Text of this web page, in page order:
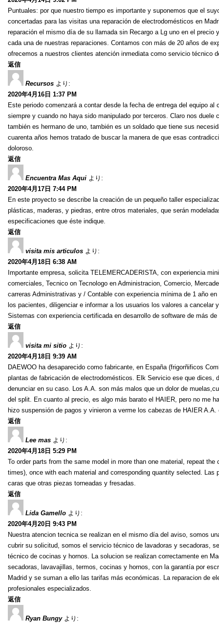
Puntuales: por que nuestro tiempo es importante y suponemos que el
concertadas para las visitas una reparación de electrodomésticos en
reparación el mismo día de su llamada sin Recargo a Lg uno en el
cada una de nuestras reparaciones. Contamos con más de 20 años de
ofrecemos a nuestros clientes atención inmediata como servicio técnico
返信
Recursos より:
2020年4月16日 1:37 PM
Este periodo comenzará a contar desde la fecha de entrega del equipo
siempre y cuando no haya sido manipulado por terceros. Claro nos
también es hermano de uno, también es un soldado que tiene sus
cuarenta años hemos tratado de buscar la manera de que esas
doloroso.
返信
Encuentra Mas Aqui より:
2020年4月17日 7:44 PM
En este proyecto se describe la creación de un pequeño taller
plásticas, maderas, y piedras, entre otros materiales, que serán
especificaciones que éste indique.
返信
visita mis articulos より:
2020年4月18日 6:38 AM
Importante empresa, solicita TELEMERCADERISTA, con experiencia
comerciales, Tecnico on Tecnologo en Administracion, Comercio,
carreras Administrativas y / Contable con experiencia mínima de 1 año
los pacientes, diligenciar e informar a los usuarios los valores a cancelar
Sistemas con experiencia certificada en desarrollo de software de más de
返信
visita mi sitio より:
2020年4月18日 9:39 AM
DAEWOO ha desaparecido como fabricante, en España (frigorñificos
plantas de fabricación de electrodomésticos. Elk Servicio ese que dices,
denunciar en su caso. Los A.A. son más malos que un dolor de
del split. En cuanto al precio, es algo más barato el HAIER, pero no me
hizo suspensión de pagos y vinieron a verme los cabezas de HAIER
返信
Lee mas より:
2020年4月18日 5:29 PM
To order parts from the same model in more than one material, repeat
times), once with each material and corresponding quantity selected.
caras que otras piezas torneadas y fresadas.
返信
Lida Gamello より:
2020年4月20日 9:43 PM
Nuestra atencion tecnica se realizan en el mismo día del aviso, somos
cubrir su solicitud, somos el servicio técnico de lavadoras y secadoras,
técnico de cocinas y hornos. La solucion se realizan correctamente en
secadoras, lavavajillas, termos, cocinas y hornos, con la garantía por
Madrid y se suman a ello las tarifas más económicas. La reparacion de
profesionales especializados.
返信
Ryan Bungy より: